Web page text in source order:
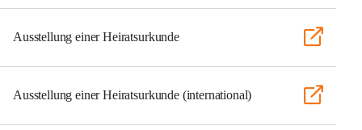
Ausstellung einer Heiratsurkunde
Ausstellung einer Heiratsurkunde (international)